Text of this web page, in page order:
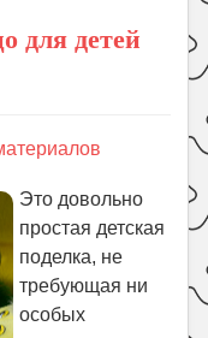
для детей
Это довольно
простая детская
поделка, не
требующая ни
особых